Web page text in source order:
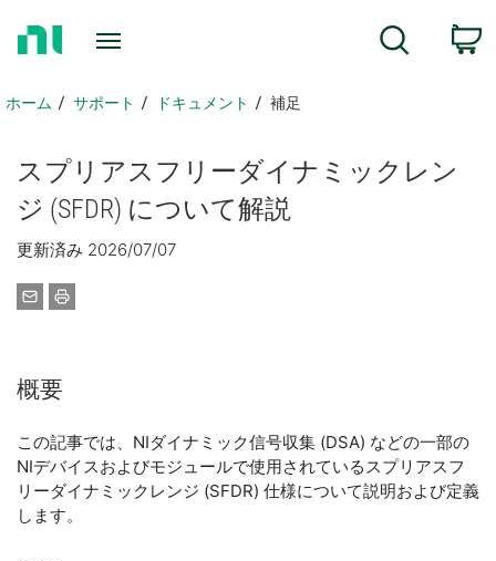
ペホーム サポート ドキュメント 補足
ス プリアスフ リーダイナミック レン
ジ (SFDR) について解説
更新済み 2026/07/07
概要
この記事では、NIダイナミック信号収集 (DSA) などの一部の
NIデバイスおよびモジュールで使用されているスプリアスフ
リーダイナミックレンジ (SFDR) 仕様について説明および定義
します。